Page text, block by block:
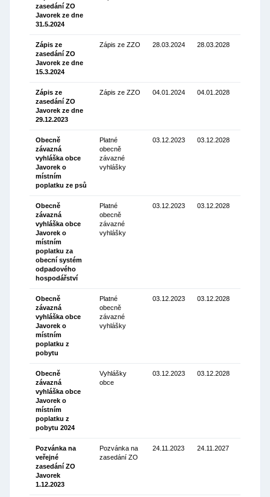
zasedání ZO
Javorek ze dne
31.5.2024
Zápis ze
zasedání ZO
Javorek ze dne
15.3.2024
Zápis ze ZZO 28.03.2024
28.03.2028
Zápis ze
zasedání ZO
Javorek ze dne
29.12.2023
Zápis ze ZZO 04.01.2024
04.01.2028
Obecně
závazná
vyhláška obce
Javorek o
místním
poplatku ze psů
Platné
obecně
závazné
vyhlášky
03.12.2023
03.12.2028
Obecně
závazná
vyhláška obce
Javorek o
místním
poplatku za
obecní systém
odpadového
hospodářství
Platné
obecně
závazné
vyhlášky
03.12.2023
03.12.2028
Obecně
závazná
vyhláška obce
Javorek o
místním
poplatku z
pobytu
Platné
obecně
závazné
vyhlášky
03.12.2023
03.12.2028
Obecně
závazná
vyhláška obce
Javorek o
místním
poplatku z
pobytu 2024
Vyhlášky
obce
03.12.2023
03.12.2028
Pozvánka na
veřejné
zasedání ZO
Javorek
1.12.2023
Pozvánka na
zasedání ZO
24.11.2023
24.11.2027